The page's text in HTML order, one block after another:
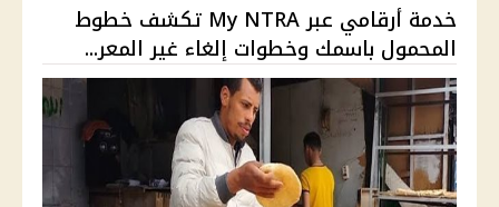
خدمة أرقامي عبر My NTRA تكشف خطوط
المحمول باسمك وخطوات إلغاء غير المعر...